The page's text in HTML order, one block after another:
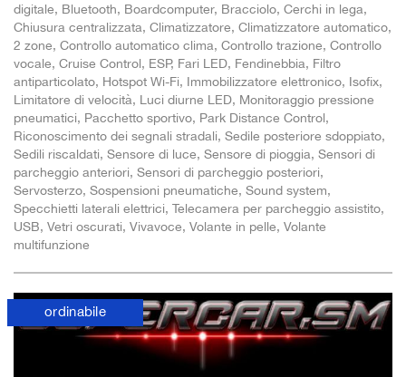
digitale, Bluetooth, Boardcomputer, Bracciolo, Cerchi in lega,
Chiusura centralizzata, Climatizzatore, Climatizzatore automatico,
2 zone, Controllo automatico clima, Controllo trazione, Controllo
vocale, Cruise Control, ESP, Fari LED, Fendinebbia, Filtro
antiparticolato, Hotspot Wi-Fi, Immobilizzatore elettronico, Isofix,
Limitatore di velocità, Luci diurne LED, Monitoraggio pressione
pneumatici, Pacchetto sportivo, Park Distance Control,
Riconoscimento dei segnali stradali, Sedile posteriore sdoppiato,
Sedili riscaldati, Sensore di luce, Sensore di pioggia, Sensori di
parcheggio anteriori, Sensori di parcheggio posteriori,
Servosterzo, Sospensioni pneumatiche, Sound system,
Specchietti laterali elettrici, Telecamera per parcheggio assistito,
USB, Vetri oscurati, Vivavoce, Volante in pelle, Volante
multifunzione
ordinabile